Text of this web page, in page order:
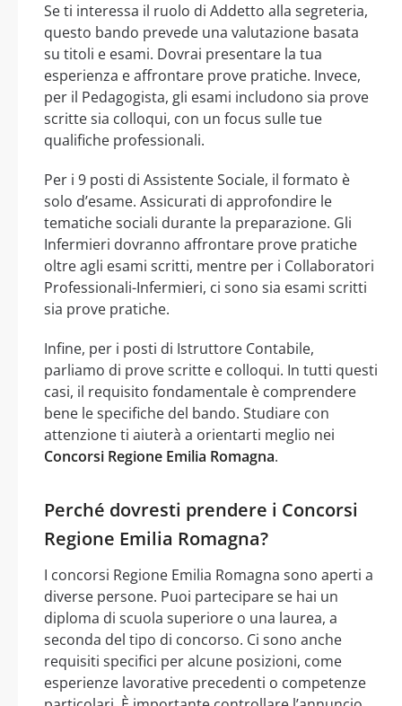
Se ti interessa il ruolo di Addetto alla segreteria,
questo bando prevede una valutazione basata
su titoli e esami. Dovrai presentare la tua
esperienza e affrontare prove pratiche. Invece,
per il Pedagogista, gli esami includono sia prove
scritte sia colloqui, con un focus sulle tue
qualifiche professionali.
Per i 9 posti di Assistente Sociale, il formato è
solo d’esame. Assicurati di approfondire le
tematiche sociali durante la preparazione. Gli
Infermieri dovranno affrontare prove pratiche
oltre agli esami scritti, mentre per i Collaboratori
Professionali-Infermieri, ci sono sia esami scritti
sia prove pratiche.
Infine, per i posti di Istruttore Contabile,
parliamo di prove scritte e colloqui. In tutti questi
casi, il requisito fondamentale è comprendere
bene le specifiche del bando. Studiare con
attenzione ti aiuterà a orientarti meglio nei
Concorsi Regione Emilia Romagna.
Perché dovresti prendere i Concorsi
Regione Emilia Romagna?
I concorsi Regione Emilia Romagna sono aperti a
diverse persone. Puoi partecipare se hai un
diploma di scuola superiore o una laurea, a
seconda del tipo di concorso. Ci sono anche
requisiti specifici per alcune posizioni, come
esperienze lavorative precedenti o competenze